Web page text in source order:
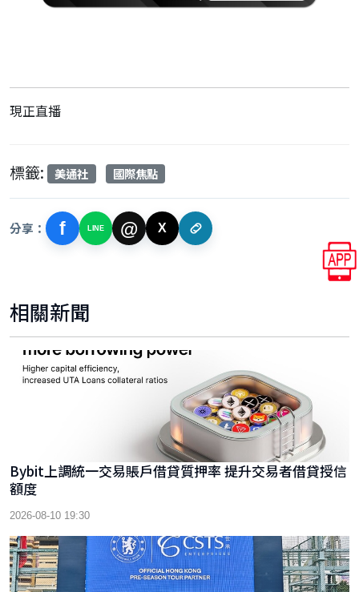
現正直播
標籤: 美通社 國際焦點
分享： f LINE @ X
相關新聞
Bybit上調統一交易賬戶借貸質押率 提升交易者借貸授信
額度
2026-08-10 19:30